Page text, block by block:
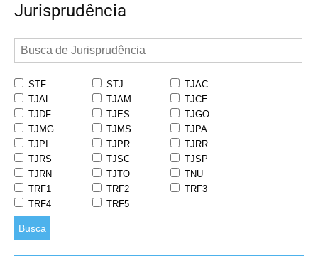
Jurisprudência
STF STJ
TJAC
TJAL
TJAM
TJCE
TJDF
TJES
TJGO
TJMG
TJMS
TJPA
TJPI
TJPR
TJRR
TJRS
TJSC
TJSP
TJRN
TJTO
TNU
TRF1
TRF2
TRF3
TRF4
TRF5
Busca